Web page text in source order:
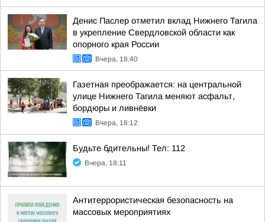
Денис Паслер отметил вклад Нижнего Тагила
в укрепление Свердловской области как
опорного края России
Вчера, 18:40
Газетная преображается: на центральной
улице Нижнего Тагила меняют асфальт,
бордюры и ливнёвки
Вчера, 18:12
Будьте бдительны! Тел: 112
Вчера, 18:11
Антитеррористическая безопасность на
массовых мероприятиях